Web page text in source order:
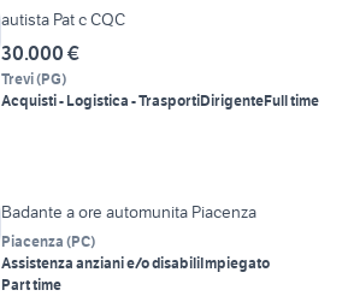
autista Pat c CQC
30.000 €
Trevi(PG)
Acquisti - Logistica - TrasportiDirigenteFull time
Badante a ore automunita Piacenza
Piacenza (PC)
Assistenza anziani e/o disabiliImpiegato
Part time